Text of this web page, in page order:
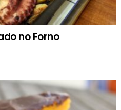
no Forno